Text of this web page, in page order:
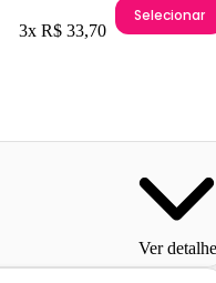
3x R$ 33,70
Selecionar
Ver